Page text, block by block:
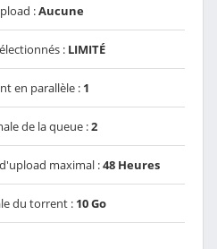
:Aucune
: LIMITÉ
en parallèle : 1
de la queue :2
maximal :48 Heures
du torrent : 10 Go